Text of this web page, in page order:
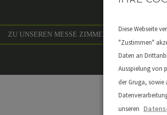
ZU UNSEREN MESSE ZIMMERN
Diese Webseite
"Zustimmen"
Daten an
Ausspielung von
der Gruga,
unseren